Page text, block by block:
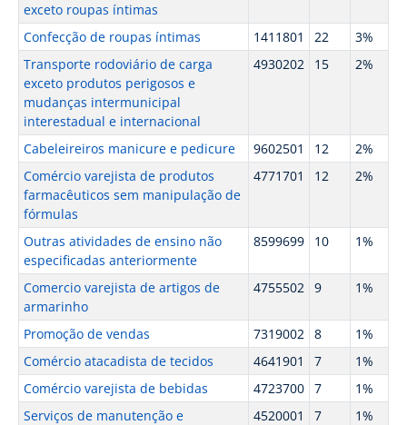
exceto roupas íntimas
Confecção de roupas íntimas 1411801 22
3%
Transporte rodoviário de carga
exceto produtos perigosos e
mudanças intermunicipal
interestadual e internacional
4930202 15 2%
Cabeleireiros manicure e pedicure 9602501 12
2%
Comércio varejista de produtos
farmacêuticos sem manipulação de
fórmulas
4771701 12 2%
Outras atividades de ensino não
especificadas anteriormente
8599699 10 1%
Comercio varejista de artigos de
armarinho
4755502 9 1%
Promoção de vendas 7319002 8
1%
Comércio atacadista de tecidos
4641901 7
1%
Comércio varejista de bebidas
4723700 7
1%
Serviços de manutenção e
4520001 7 1%